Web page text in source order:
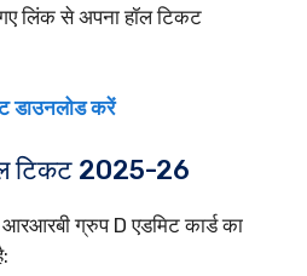
गए लिंक से अपना हॉल टिकट
डाउनलोड करें
टिकट 2025-26
आरआरबी ग्रुप D एडमिट कार्ड का